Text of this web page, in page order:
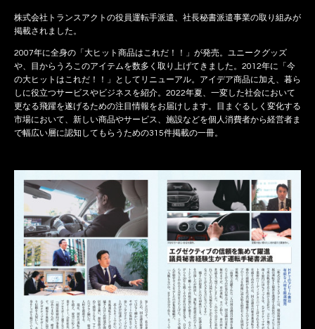
株式会社トランスアクトの役員運転手派遣、社長秘書派遣事業の取り組みが
掲載されました。
2007年に全身の「大ヒット商品はこれだ！！」が発売。ユニークグッズ
や、目からうろこのアイテムを数多く取り上げてきました。2012年に「今
の大ヒットはこれだ！！」としてリニューアル。アイデア商品に加え、暮ら
しに役立つサービスやビジネスを紹介。2022年夏、一変した社会において
更なる飛躍を遂げるための注目情報をお届けします。目まぐるしく変化する
市場において、新しい商品やサービス、施設などを個人消費者から経営者ま
で幅広い層に認知してもらうための315件掲載の一冊。